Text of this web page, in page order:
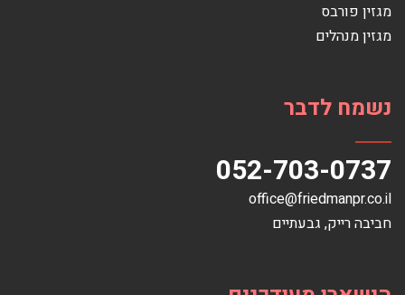
מגזין פורבס
מגזין מנהלים
נשמח לדבר
052-703-0737
office@friedmanpr.co.il
חביבה רייק‏, ‏גבעתיים‏